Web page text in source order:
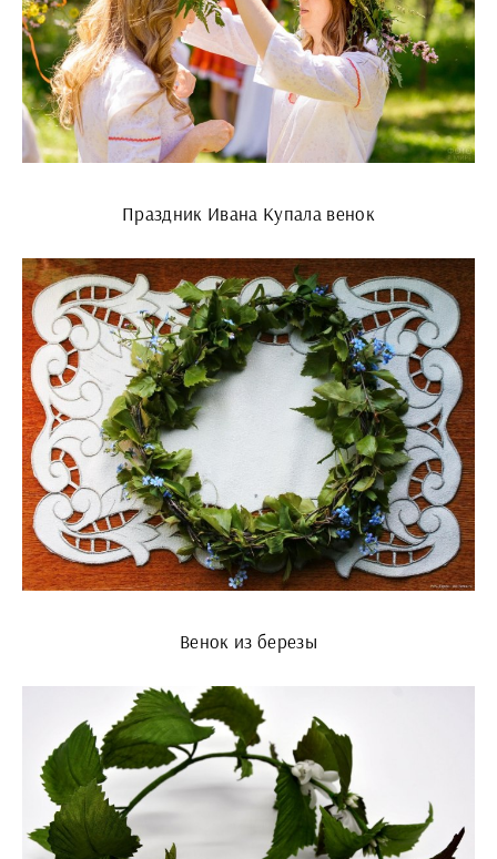
Праздник Ивана Купала венок
Венок из березы